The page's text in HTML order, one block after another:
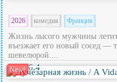
2026 комедия Франция
Жизнь лысого мужчины
въезжает его новый сосед —
шевелюрой....
New! 6.4